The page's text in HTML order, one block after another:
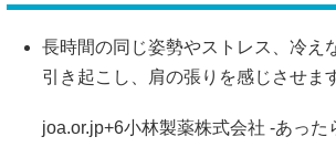
長時間の同じ姿勢やストレス、冷え
引き起こし、肩の張りを感じさせま
joa.or.jp+6小林製薬株式会社 -あった